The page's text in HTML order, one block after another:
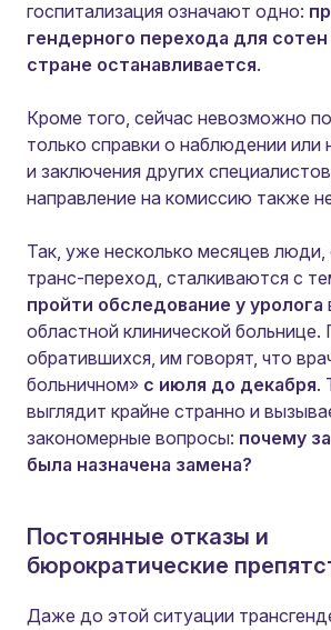
госпитализация означают одно:
гендерного перехода для
стране останавливается.
Кроме того, сейчас невозможно
только справки о наблюдении или
и заключения других
направление на комиссию также
Так, уже несколько месяцев
транс-переход, сталкиваются с
пройти обследование у уролога
областной клинической
обратившихся, им говорят, что
больничном» с июля до декабря.
выглядит крайне странно и
закономерные вопросы: почему
была назначена замена?
Постоянные отказы и
бюрократические
Даже до этой ситуации